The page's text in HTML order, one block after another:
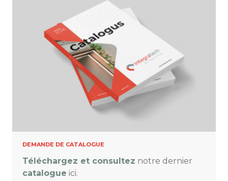
DEMANDE DE CATALOGUE
Téléchargez et consultez notre dernier
catalogue ici.